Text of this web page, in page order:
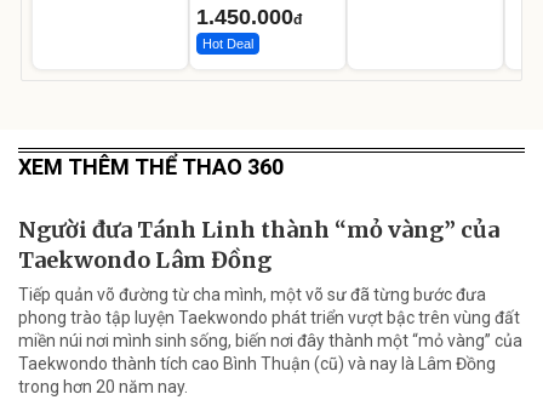
Các Phối Màu
1.450.000đ
Hot Deal
XEM THÊM THỂ THAO 360
Người đưa Tánh Linh thành “mỏ vàng” của
Taekwondo Lâm Đồng
Tiếp quản võ đường từ cha mình, một võ sư đã từng bước đưa
phong trào tập luyện Taekwondo phát triển vượt bậc trên vùng đất
miền núi nơi mình sinh sống, biến nơi đây thành một “mỏ vàng” của
Taekwondo thành tích cao Bình Thuận (cũ) và nay là Lâm Đồng
trong hơn 20 năm nay.